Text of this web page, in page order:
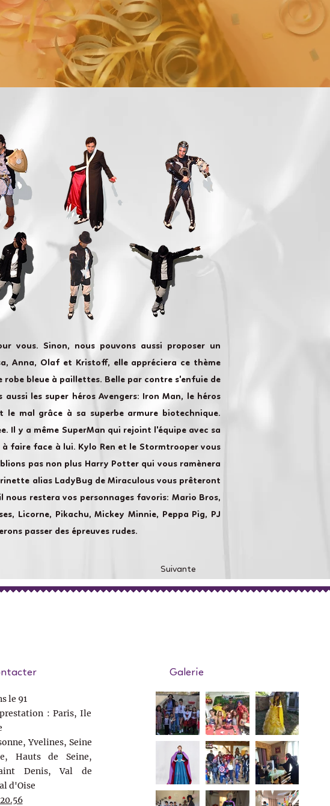
vous. Sinon, nous pouvons aussi proposer un
Anna, Olaf et Kristoff, elle appréciera ce thème
robe bleue à paillettes. Belle par contre s'enfuie de
les super héros Avengers: Iron Man, le héros
mal grâce à sa superbe armure biotechnique.
Il y a même SuperMan qui rejoint l'équipe avec sa
faire face à lui. Kylo Ren et le Stormtrooper vous
pas non plus Harry Potter qui vous ramènera
alias LadyBug de Miraculous vous prêteront
restera vos personnages favoris: Mario Bros,
Licorne, Pikachu, Mickey Minnie, Peppa Pig, PJ
passer des épreuves rudes.
Suivante
le 91
: Paris, Ile
Yvelines, Seine
Hauts de Seine,
Denis, Val de
d'Oise
Galerie